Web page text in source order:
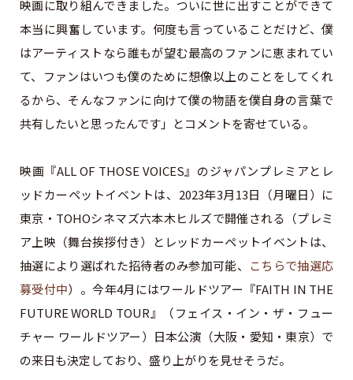
映画に取り組んできました。ついに世に出すことができて
本当に興奮しています。何度も言っていることだけど、僕
はアーティストなら誰もが望む最高のファンに恵まれてい
て、ファンはいつも僕のために想像以上のことをしてくれ
るから、そんなファンに向けて僕の物語を僕自身の言葉で
共有したいと思ったんです」とコメントを寄せている。
映画『ALL OF THOSE VOICES』のジャパンプレミアとレ
ッドカーペットイベントは、2023年3月13日（月曜日）に
東京・TOHOシネマズ六本木ヒルズで開催される（プレミ
ア上映（舞台挨拶付き）とレッドカーペットイベントは、
抽選により選ばれた招待者のみ参加可能、 こちらで抽選応
募受付中）。今年4月にはワールドツアー『FAITH IN THE
FUTURE WORLD TOUR』（フェイス・イン・ザ・フュー
チャー ワールドツアー）日本公演（大阪・愛知・東京）で
の来日も決定しており、盛り上がりを見せそうだ。